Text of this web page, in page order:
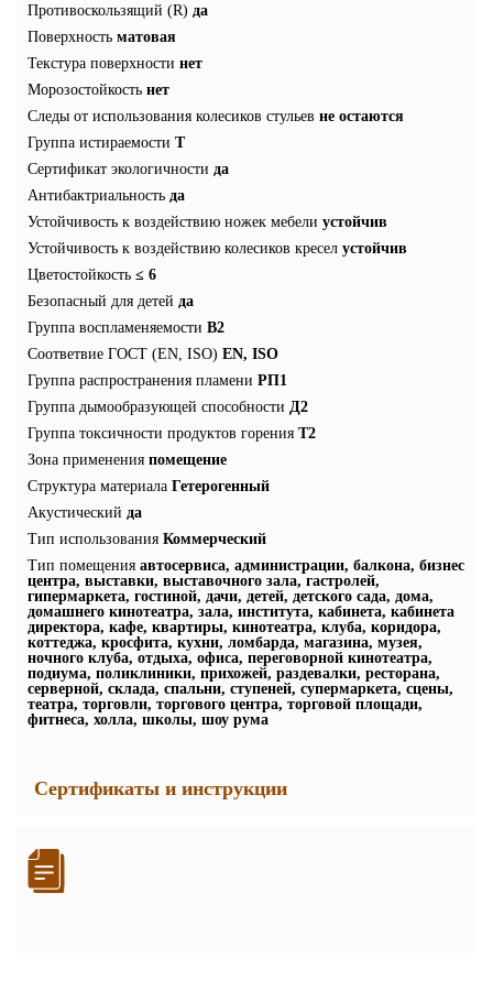
Противоскользящий (R) да
Поверхность матовая
Текстура поверхности нет
Морозостойкость нет
Следы от использования колесиков стульев не остаются
Группа истираемости T
Сертификат экологичности да
Антибактриальность да
Устойчивость к воздействию ножек мебели устойчив
Устойчивость к воздействию колесиков кресел устойчив
Цветостойкость ≤ 6
Безопасный для детей да
Группа воспламеняемости В2
Соответвие ГОСТ (EN, ISO) EN, ISO
Группа распространения пламени РП1
Группа дымообразующей способности Д2
Группа токсичности продуктов горения Т2
Зона применения помещение
Структура материала Гетерогенный
Акустический да
Тип использования Коммерческий
Тип помещения автосервиса, администрации, балкона, бизнес
центра, выставки, выставочного зала, гастролей,
гипермаркета, гостиной, дачи, детей, детского сада, дома,
домашнего кинотеатра, зала, института, кабинета, кабинета
директора, кафе, квартиры, кинотеатра, клуба, коридора,
коттеджа, кросфита, кухни, ломбарда, магазина, музея,
ночного клуба, отдыха, офиса, переговорной кинотеатра,
подиума, поликлиники, прихожей, раздевалки, ресторана,
серверной, склада, спальни, ступеней, супермаркета, сцены,
театра, торговли, торгового центра, торговой площади,
фитнеса, холла, школы, шоу рума
Сертификаты и инструкции